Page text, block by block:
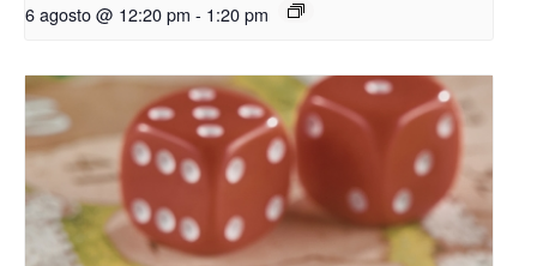
6 agosto @ 12:20 pm - 1:20 pm